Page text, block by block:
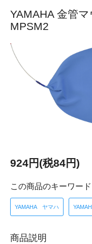
YAMAHA 金管
MPSM2
924円(税84円)
この商品のキーワード
YAMAHA ヤマハ
商品説明